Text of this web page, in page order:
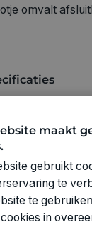
omvalt
maakt
gebruikt
te
te
in